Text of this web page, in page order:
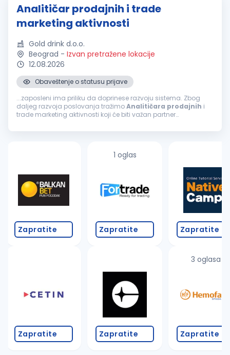
Analitičar prodajnih i trade
marketing aktivnosti
Gold drink d.o.o.
Beograd - Izvan pretražene lokacije
12.08.2026
Obaveštenje o statusu prijave
...zaposleni ima priliku da doprinese razvoju sistema. Zbog
daljeg razvoja poslovanja tražimoAnalitičara prodajnih i
trade marketing aktivnosti koji će biti važan partner
pozicije Misija
Zapratite
Zapratite
1 oglas
Zapratite
Zapratite
Zapratite
3 oglasa
Zapratite